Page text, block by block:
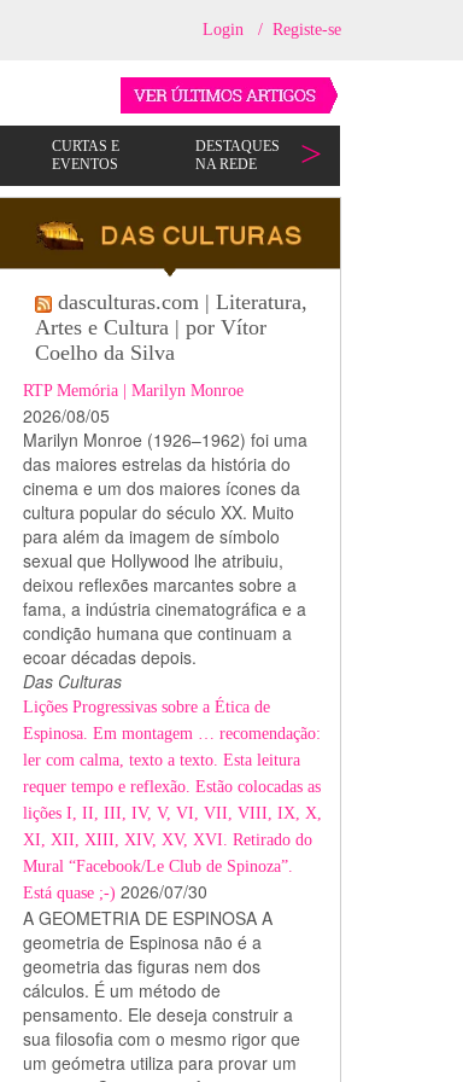
Login / Registe-se
dasculturas.com | Literatura,
Artes e Cultura | por Vítor
Coelho da Silva
RTP Memória | Marilyn Monroe
2026/08/05
Marilyn Monroe (1926–1962) foi uma
das maiores estrelas da história do
cinema e um dos maiores ícones da
cultura popular do século XX. Muito
para além da imagem de símbolo
sexual que Hollywood lhe atribuiu,
deixou reflexões marcantes sobre a
fama, a indústria cinematográfica e a
condição humana que continuam a
ecoar décadas depois.
Das Culturas
Lições Progressivas sobre a Ética de
Espinosa. Em montagem … recomendação:
ler com calma, texto a texto. Esta leitura
requer tempo e reflexão. Estão colocadas as
lições I, II, III, IV, V, VI, VII, VIII, IX, X,
XI, XII, XIII, XIV, XV, XVI. Retirado do
Mural “Facebook/Le Club de Spinoza”.
Está quase ;-) 2026/07/30
A GEOMETRIA DE ESPINOSA A
geometria de Espinosa não é a
geometria das figuras nem dos
cálculos. É um método de
pensamento. Ele deseja construir a
sua filosofia com o mesmo rigor que
um geómetra utiliza para provar um